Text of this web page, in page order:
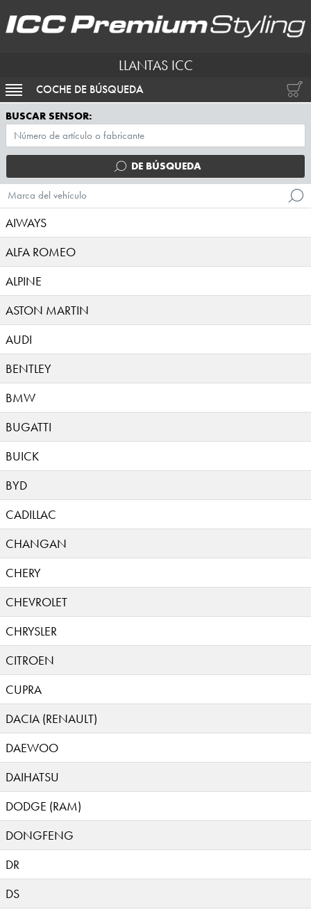
LLANTAS ICC
ACTIVAR NAVEGACIÓN
COCHE DE BÚSQUEDA
BUSCAR SENSOR:
DE BÚSQUEDA
Marca del vehículo
AIWAYS
ALFA ROMEO
ALPINE
ASTON MARTIN
AUDI
BENTLEY
BMW
BUGATTI
BUICK
BYD
CADILLAC
CHANGAN
CHERY
CHEVROLET
CHRYSLER
CITROEN
CUPRA
DACIA (RENAULT)
DAEWOO
DAIHATSU
DODGE (RAM)
DONGFENG
DR
DS